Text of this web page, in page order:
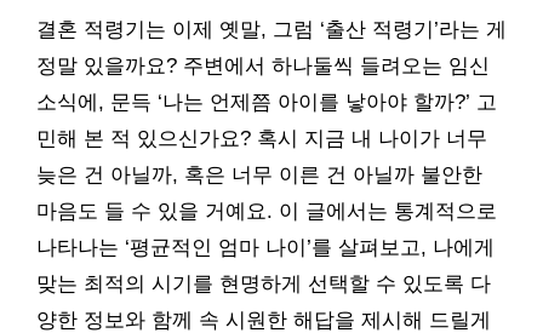
결혼 적령기는 이제 옛말, 그럼 ‘출산 적령기’라는 게
정말 있을까요? 주변에서 하나둘씩 들려오는 임신
소식에, 문득 ‘나는 언제쯤 아이를 낳아야 할까?’ 고
민해 본 적 있으신가요? 혹시 지금 내 나이가 너무
늦은 건 아닐까, 혹은 너무 이른 건 아닐까 불안한
마음도 들 수 있을 거예요. 이 글에서는 통계적으로
나타나는 ‘평균적인 엄마 나이’를 살펴보고, 나에게
맞는 최적의 시기를 현명하게 선택할 수 있도록 다
양한 정보와 함께 속 시원한 해답을 제시해 드릴게